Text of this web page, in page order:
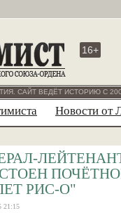
16+
САЙТ ВЕДЁТ ИСТОРИЮ С
Новости от
РИС-О"
21:15